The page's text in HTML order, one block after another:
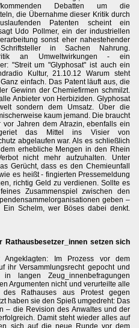
Debatten um die
die Übernahme dieser Kritik durch
Patenten scheint ein
Udo Pollmer, ein der industriellen
sonst eher nahestehender
in Sachen Nahrung.
an Umweltwirkungen - ein
"Streit um "Glyphosat" ist auch ein
Kultur, 21.10.12 Warum steht
einfach. Das Patent läuft aus, die
Gewinn der Chemiefirmen schmilzt.
Anbieter von Herbiziden. Glyphosat
sondern dem Umsatz. Über die
kaum jemand. Die braucht
Jahren dem Atrazin, ebenfalls ein
das Mittel ins Visier von
abgelaufen war. Als es schließlich
erhebliche Mengen in den Rhein
nicht mehr aufzuhalten. Unter
Gerücht, dass es den Chemieunfall
es heißt - fingierten Pressemeldung
richtig Geld zu verdienen. Sollte es
Zusammenspiel zwischen den
geben –
Schelm, wer Böses dabei denkt.
Rathausbesetzer_innen setzen sich
Angeklagten: Im Prozess vor dem
ihr Versammlungsrecht gepocht und
langen Zeug_innenbefragungen
Argumenten nicht und verurteilte alle
des Rathauses aus Protest gegen
haben sie den Spieß umgedreht: Das
– die Revision des Anwaltes und der
Damit steht wieder alles auf
sich auf die neue Runde vor dem